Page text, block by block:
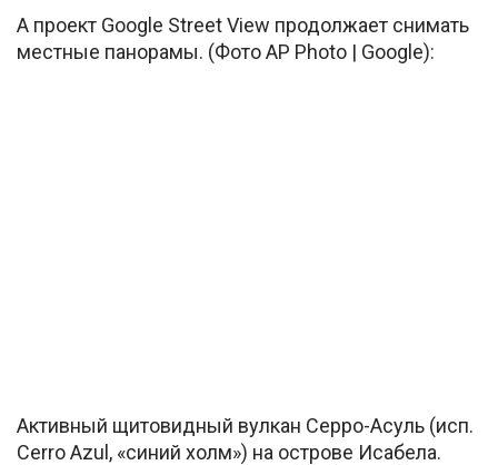
А проект Google Street View продолжает снимать
местные панорамы. (Фото AP Photo | Google):
Активный щитовидный вулкан Серро-Асуль (исп.
Cerro Azul, «синий холм») на острове Исабела.